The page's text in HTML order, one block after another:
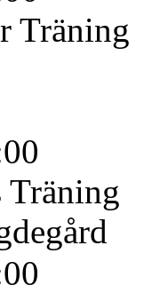
Träning
Träning